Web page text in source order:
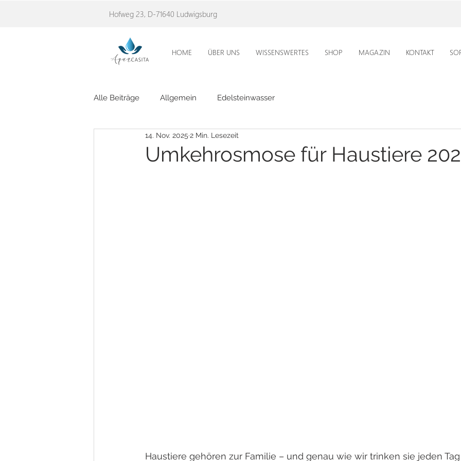
Hofweg 23, D-71640 Ludwigsburg
HOME ÜBER UNS WISSENSWERTES SHOP MAGAZIN KONTAKT
Alle Beiträge Allgemein Edelsteinwasser
Umkehrosmose für Haustiere
14. Nov. 2025 2 Min. Lesezeit
Haustiere gehören zur Familie – und genau wie wir trinken sie jeden Tag